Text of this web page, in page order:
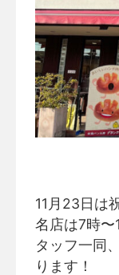
11月23日は
名店は7時〜
タッフ一同
ります！